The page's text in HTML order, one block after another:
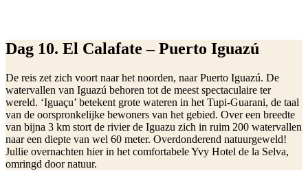
Dag 10. El Calafate – Puerto Iguazú
De reis zet zich voort naar het noorden, naar Puerto Iguazú. De
watervallen van Iguazú behoren tot de meest spectaculaire ter
wereld. ‘Iguaçu’ betekent grote wateren in het Tupi-Guarani, de taal
van de oorspronkelijke bewoners van het gebied. Over een breedte
van bijna 3 km stort de rivier de Iguazu zich in ruim 200 watervallen
naar een diepte van wel 60 meter. Overdonderend natuurgeweld!
Jullie overnachten hier in het comfortabele Yvy Hotel de la Selva,
omringd door natuur.